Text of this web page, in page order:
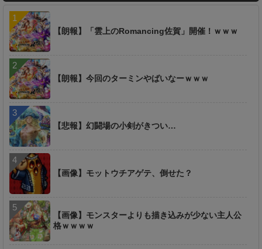
【朗報】「雲上のRomancing佐賀」開催！ｗｗｗ
【朗報】今回のターミンやばいなーｗｗｗ
【悲報】幻闘場の小剣がきつい…
【画像】モットウチアゲテ、倒せた？
【画像】モンスターよりも描き込みが少ない主人公
格ｗｗｗｗ